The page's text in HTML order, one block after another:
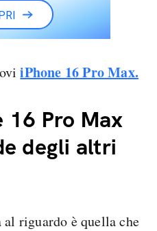
iPhone 16 Pro Max.
16 Pro Max
degli altri
riguardo è quella che